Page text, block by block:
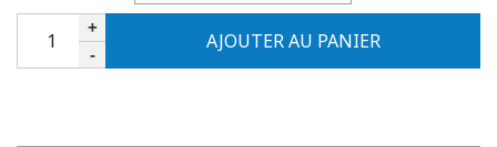
Quantité
-
+